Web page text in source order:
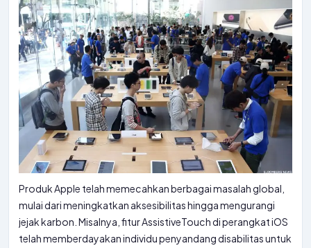
Produk Apple telah memecahkan berbagai masalah global,
mulai dari meningkatkan aksesibilitas hingga mengurangi
jejak karbon. Misalnya, fitur AssistiveTouch di perangkat iOS
telah memberdayakan individu penyandang disabilitas untuk